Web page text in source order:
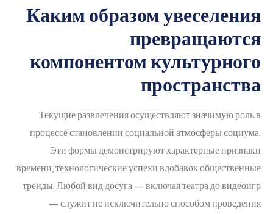
Каким образом увеселения
превращаются
компонентом культурного
пространства
Текущие развлечения осуществляют значимую роль в
процессе становлении социальной атмосферы социума.
Эти формы демонстрируют характерные признаки
времени, технологические успехи вдобавок общественные
тренды. Любой вид досуга — включая театра до видеоигр
— служит не исключительно способом проведения